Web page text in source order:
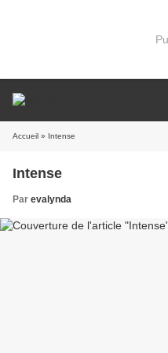
Accueil » Intense
Intense
Par evalynda